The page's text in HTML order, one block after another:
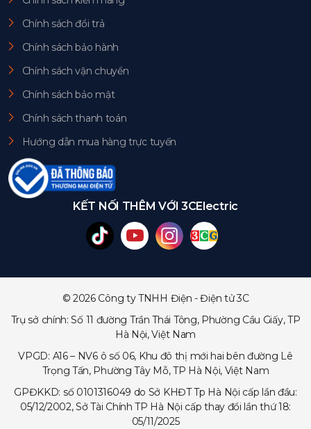
Chính sách đổi trả
Chính sách bảo hành
Chính sách vận chuyển
Chính sách bảo mật
Chính sách thanh toán
Hướng dẫn mua hàng trực tuyến
KẾT NỐI THÊM VỚI 3CElectric
© 2026 Công ty TNHH Điện - Điện tử 3C
Trụ sở chính: Số 11 đường Trần Thái Tông, Phường Cầu Giấy, TP
Hà Nội, Việt Nam
VPGD: A16 – NV6 ô số 06, Khu đô thị mới hai bên đường Lê
Trọng Tấn, Phường Tây Mỗ, TP Hà Nội, Việt Nam
GPĐKKD: số 0101316049 do Sở KHĐT Tp Hà Nội cấp lần đầu:
05/12/2002, Sở Tài Chính TP Hà Nội cấp thay đổi lần thứ 18:
05/11/2025